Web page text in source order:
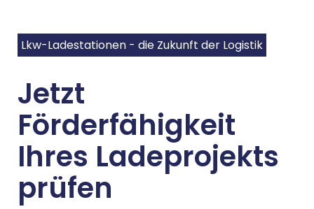
Lkw-Ladestationen - die Zukunft der Logistik
Jetzt
Förderfähigkeit
Ihres Ladeprojekts
prüfen